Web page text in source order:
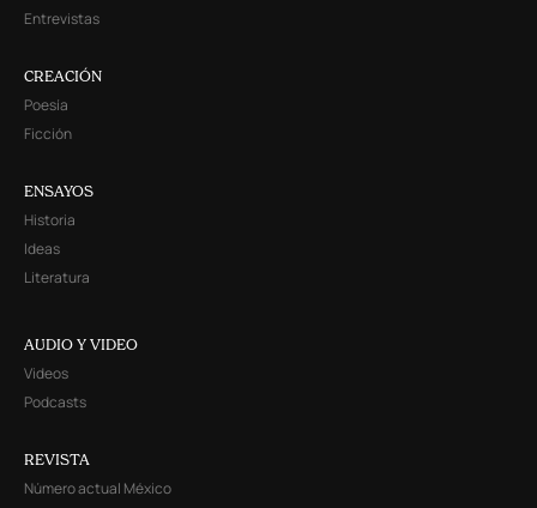
Entrevistas
CREACIÓN
Poesía
Ficción
ENSAYOS
Historia
Ideas
Literatura
AUDIO Y VIDEO
Videos
Podcasts
REVISTA
Número actual México